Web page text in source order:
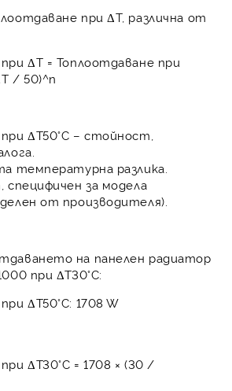
при ΔT, различна от
ΔT = Топлоотдаване при
/ 50)^n
ΔT50°C – стойност,
температурна разлика.
специфичен за модела
от производителя).
на панелен радиатор
при ΔT30°C:
ΔT50°C: 1708 W
ΔT30°C = 1708 × (30 /